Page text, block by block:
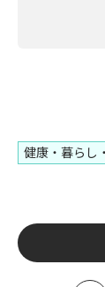
健康・暮らし